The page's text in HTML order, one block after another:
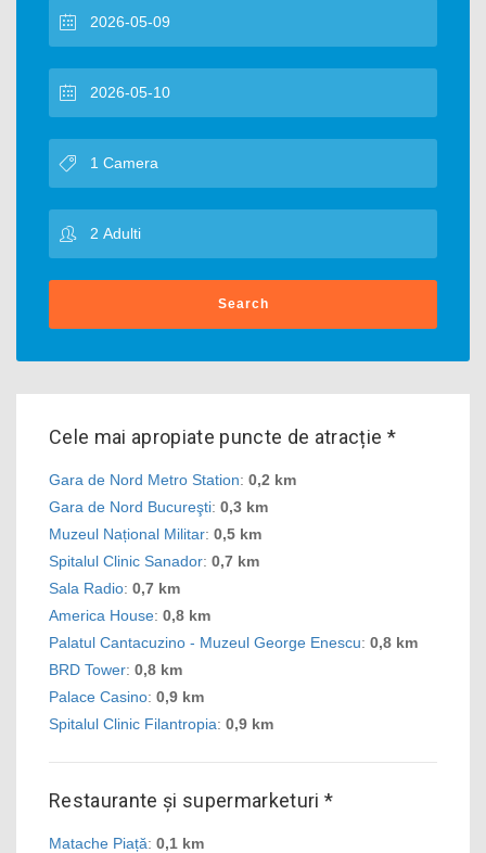
Search
Cele mai apropiate puncte de atracție *
Gara de Nord Metro Station: 0,2 km
Gara de Nord Bucureşti: 0,3 km
Muzeul Național Militar: 0,5 km
Spitalul Clinic Sanador: 0,7 km
Sala Radio: 0,7 km
America House: 0,8 km
Palatul Cantacuzino - Muzeul George Enescu: 0,8 km
BRD Tower: 0,8 km
Palace Casino: 0,9 km
Spitalul Clinic Filantropia: 0,9 km
Restaurante și supermarketuri *
Matache Piață: 0,1 km